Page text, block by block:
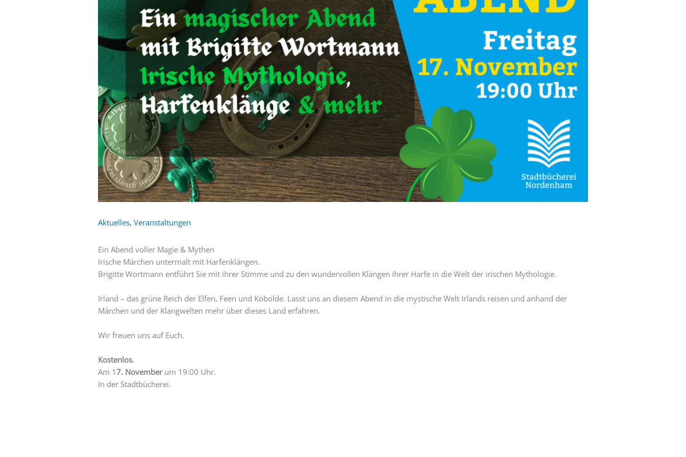
Aktuelles,Veranstaltungen
Ein Abend voller Magie & Mythen
Irische Märchen untermalt mit Harfenklängen.
Brigitte Wortmann entführt Sie mit ihrer Stimme und zu den wundervollen Klängen ihrer Harfe in die Welt der irischen Mythologie.
Irland – das grüne Reich der Elfen, Feen und Kobolde. Lasst uns an diesem Abend in die mystische Welt Irlands reisen und anhand der
Märchen und der Klangwelten mehr über dieses Land erfahren.
Wir freuen uns auf Euch.
Kostenlos.
Am 17. Novemberum 19:00 Uhr.
In der Stadtbücherei.